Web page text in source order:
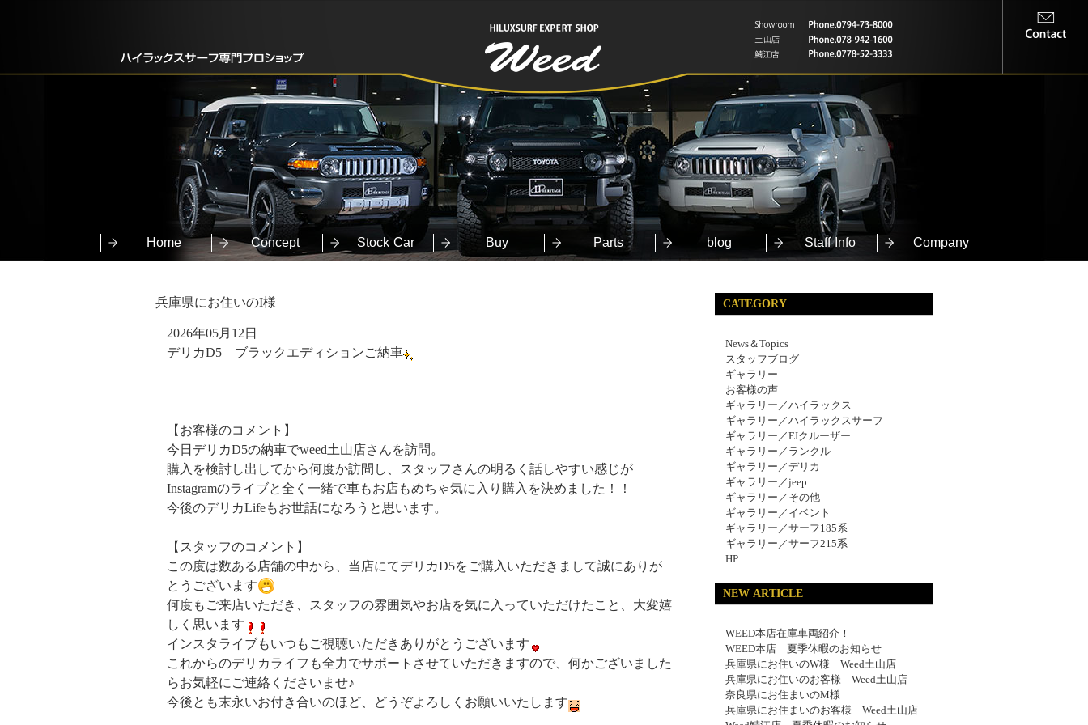
EXPERT SHOP
Weed
Home Concept Stock Car Buy Parts blog Staff Info Company
兵庫県にお住いのI様
2026年05月12日
デリカD5 ブラックエディションご納車
【お客様のコメント】
今日デリカD5の納車でweed土山店さんを訪問。
購入を検討し出してから何度か訪問し、スタッフさんの明るく話しやすい感じが
Instagramのライブと全く一緒で車もお店もめちゃ気に入り購入を決めました！！
今後のデリカLifeもお世話になろうと思います。
【スタッフのコメント】
この度は数ある店舗の中から、当店にてデリカD5をご購入いただきまして誠にありが
とうございます
何度もご来店いただき、スタッフの雰囲気やお店を気に入っていただけたこと、大変嬉
しく思います
インスタライブもいつもご視聴いただきありがとうございます
これからのデリカライフも全力でサポートさせていただきますので、何かございました
らお気軽にご連絡くださいませ♪
今後とも末永いお付き合いのほど、どうぞよろしくお願いいたします
CATEGORY
News＆Topics
スタッフブログ
ギャラリー
お客様の声
ギャラリー／ハイラックス
ギャラリー／ハイラックスサーフ
ギャラリー／FJクルーザー
ギャラリー／ランクル
ギャラリー／デリカ
ギャラリー／jeep
ギャラリー／その他
ギャラリー／イベント
ギャラリー／サーフ185系
ギャラリー／サーフ215系
HP
NEW ARTICLE
WEED本店在庫車両紹介！
WEED本店 夏季休暇のお知らせ
兵庫県にお住いのW様 Weed土山店
兵庫県にお住いのお客様 Weed土山店
奈良県にお住まいのM様
兵庫県にお住まいのお客様 Weed土山店